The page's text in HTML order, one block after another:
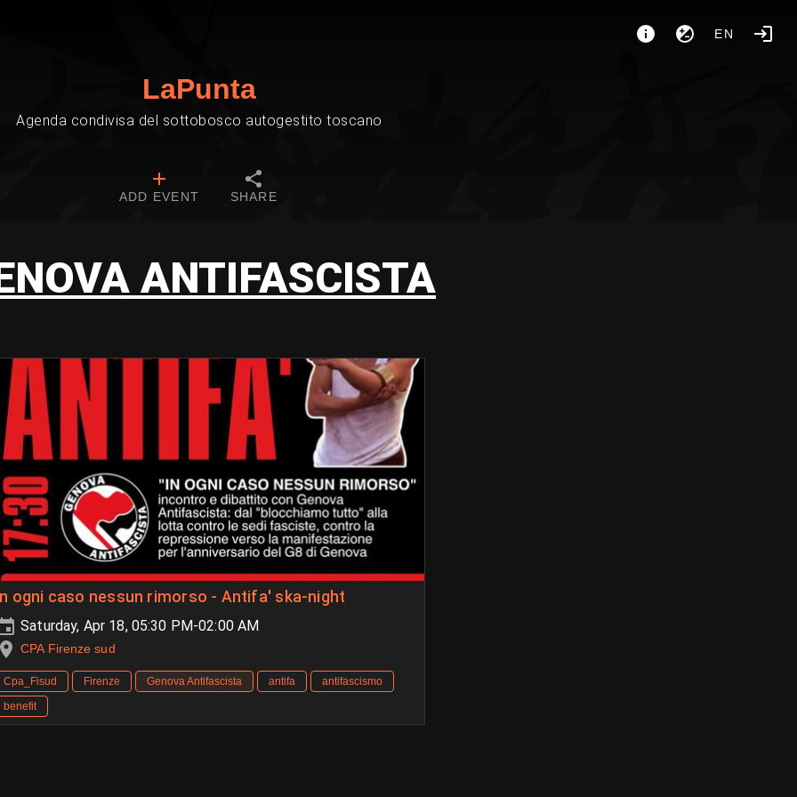
EN
LaPunta
Agenda condivisa del sottobosco autogestito toscano
ADD EVENT SHARE
ANTIFASCISTA
ogni caso nessun rimorso - Antifa' ska-night
Saturday, Apr 18, 05:30 PM-02:00 AM
CPA Firenze sud
Cpa_Fisud Firenze Genova Antifascista antifa
antifascismo
benefit